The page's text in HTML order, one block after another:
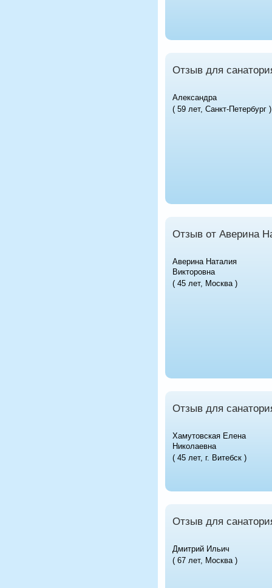
Отзыв для
Александра
( 59 лет, Санкт-Петербург )
Отзыв от Аверина
Аверина Наталия
Викторовна
( 45 лет, Москва )
Отзыв для
Хамутовская Елена
Николаевна
( 45 лет, г. Витебск )
Отзыв для
Дмитрий Ильич
( 67 лет, Москва )